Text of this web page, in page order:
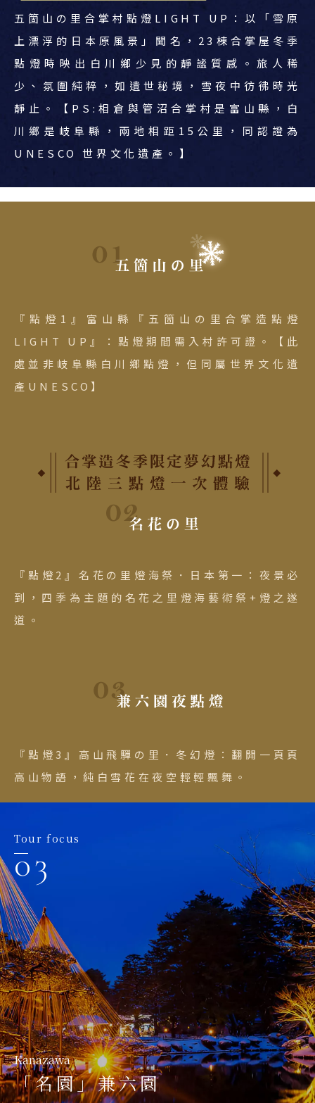
五箇山の里合掌村點燈LIGHT UP：以「雪原
上漂浮的日本原風景」聞名，23棟合掌屋冬季
點燈時映出白川鄉少見的靜謐質感。旅人稀
少、氛圍純粹，如遺世秘境，雪夜中彷彿時光
靜止。【PS:相倉與管沼合掌村是富山縣，白
川鄉是岐阜縣，兩地相距15公里，同認證為
UNESCO 世界文化遺產。】
『點燈1』富山縣『五箇山の里合掌造點燈
LIGHT UP』：點燈期間需入村許可證。【此
處並非岐阜縣白川鄉點燈，但同屬世界文化遺
產UNESCO】
『點燈2』名花の里燈海祭．日本第一：夜景必
到，四季為主題的名花之里燈海藝術祭+燈之遂
道。
『點燈3』高山飛驒の里．冬幻燈：翻開一頁頁
高山物語，純白雪花在夜空輕輕飄舞。
Gokayama
「夜燈」五箇山菅沼、相倉合
掌村
Gifu
「白天」白川鄉合掌村
Kanazawa
「名園」兼六園
Kanazawa
Hokuriku
「山巔」新穗高纜車
Gifu
「雪遊」牧歌之里雪上活動
Takayama
「古街」高山三町街
Tour focus
04